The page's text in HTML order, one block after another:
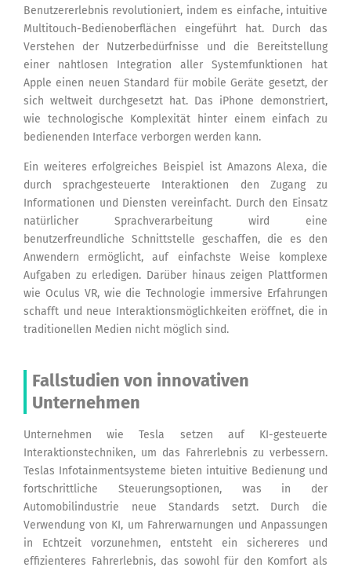
Benutzererlebnis revolutioniert, indem es einfache, intuitive
Multitouch-Bedienoberflächen eingeführt hat. Durch das
Verstehen der Nutzerbedürfnisse und die Bereitstellung
einer nahtlosen Integration aller Systemfunktionen hat
Apple einen neuen Standard für mobile Geräte gesetzt, der
sich weltweit durchgesetzt hat. Das iPhone demonstriert,
wie technologische Komplexität hinter einem einfach zu
bedienenden Interface verborgen werden kann.
Ein weiteres erfolgreiches Beispiel ist Amazons Alexa, die
durch sprachgesteuerte Interaktionen den Zugang zu
Informationen und Diensten vereinfacht. Durch den Einsatz
natürlicher Sprachverarbeitung wird eine
benutzerfreundliche Schnittstelle geschaffen, die es den
Anwendern ermöglicht, auf einfachste Weise komplexe
Aufgaben zu erledigen. Darüber hinaus zeigen Plattformen
wie Oculus VR, wie die Technologie immersive Erfahrungen
schafft und neue Interaktionsmöglichkeiten eröffnet, die in
traditionellen Medien nicht möglich sind.
Fallstudien von innovativen
Unternehmen
Unternehmen wie Tesla setzen auf KI-gesteuerte
Interaktionstechniken, um das Fahrerlebnis zu verbessern.
Teslas Infotainmentsysteme bieten intuitive Bedienung und
fortschrittliche Steuerungsoptionen, was in der
Automobilindustrie neue Standards setzt. Durch die
Verwendung von KI, um Fahrerwarnungen und Anpassungen
in Echtzeit vorzunehmen, entsteht ein sichereres und
effizienteres Fahrerlebnis, das sowohl für den Komfort als